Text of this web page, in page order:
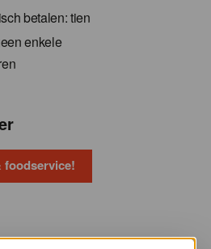
betalen: tien
enkele